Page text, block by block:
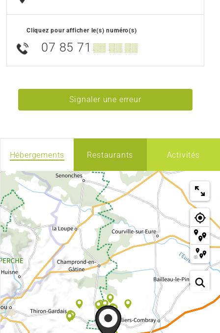
Cliquez pour afficher le(s) numéro(s)
07 85 71 ▒▒ ▒▒ ▒▒
Signaler une erreur
Hébergements Restaurants Activités